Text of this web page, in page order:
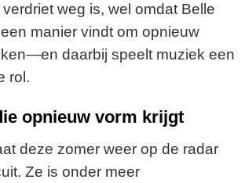
weg is, wel omdat Belle
manier vindt om opnieuw
daarbij speelt muziek een
rol.
opnieuw vorm krijgt
deze zomer weer op de radar
Ze is onder meer